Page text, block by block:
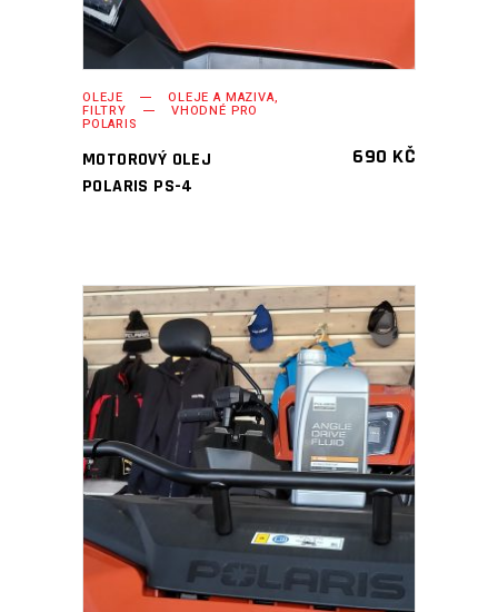
OLEJE OLEJE A MAZIVA,
FILTRY VHODNÉ PRO
POLARIS
MOTOROVÝ OLEJ
POLARIS PS-4
690 KČ
PŘIDAT DO KOŠÍKU